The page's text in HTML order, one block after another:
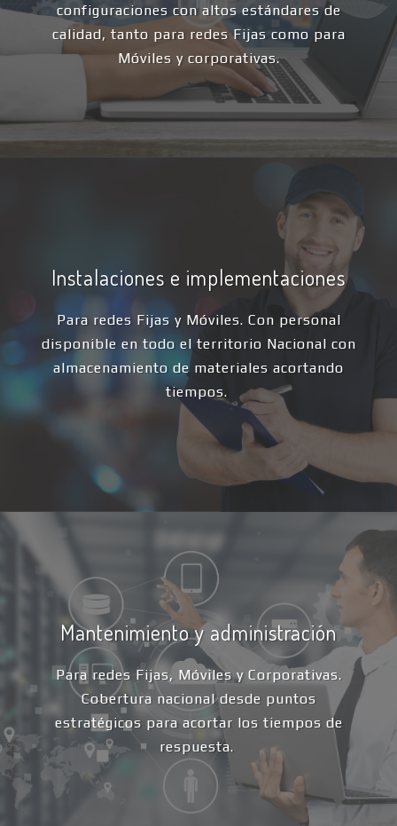
configuraciones con altos estándares de
calidad, tanto para redes Fijas como para
Móviles y corporativas.
Instalaciones e implementaciones
Para redes Fijas y Móviles. Con personal
disponible en todo el territorio Nacional con
almacenamiento de materiales acortando
tiempos.
Mantenimiento y administración
Para redes Fijas, Móviles y Corporativas.
Cobertura nacional desde puntos
estratégicos para acortar los tiempos de
respuesta.